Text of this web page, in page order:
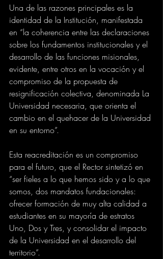
Una de las razones principales es la
identidad de la Institución, manifestada
en “la coherencia entre las declaraciones
sobre los fundamentos institucionales y el
desarrollo de las funciones misionales,
evidente, entre otros en la vocación y el
compromiso de la propuesta de
resignificación colectiva, denominada La
Universidad necesaria, que orienta el
cambio en el quehacer de la Universidad
en su entorno”.
Esta reacreditación es un compromiso
para el futuro, que el Rector sintetizó en
“ser fieles a lo que hemos sido y a lo que
somos, dos mandatos fundacionales:
ofrecer formación de muy alta calidad a
estudiantes en su mayoría de estratos
Uno, Dos y Tres, y consolidar el impacto
de la Universidad en el desarrollo del
territorio”.